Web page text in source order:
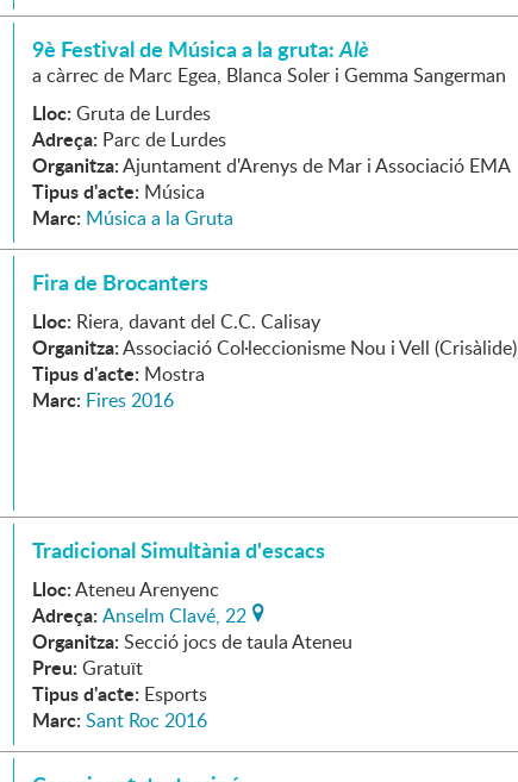
9è Festival de Música a la gruta:Alè
a càrrec de Marc Egea, Blanca Soler i Gemma Sangerman
Lloc: Gruta de Lurdes
Adreça: Parc de Lurdes
Organitza:Ajuntament d'Arenys de Mar i Associació EMA
Tipus d'acte: Música
Marc: Música a la Gruta
Fira de Brocanters
Lloc: Riera, davant del C.C. Calisay
Organitza:Associació Col·leccionisme Nou i Vell (Crisàlide)
Tipus d'acte: Mostra
Marc: Fires 2016
Tradicional Simultània d'escacs
Lloc:Ateneu Arenyenc
Adreça: Anselm Clavé, 22
Organitza: Secció jocs de taula Ateneu
Preu: Gratuït
Tipus d'acte: Esports
Marc: Sant Roc 2016